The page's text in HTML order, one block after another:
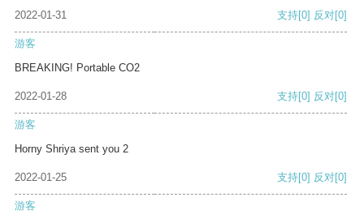
2022-01-31 支持[0] 反对[0]
游客
BREAKING! Portable CO2
2022-01-28 支持[0] 反对[0]
游客
Horny Shriya sent you 2
2022-01-25 支持[0] 反对[0]
游客